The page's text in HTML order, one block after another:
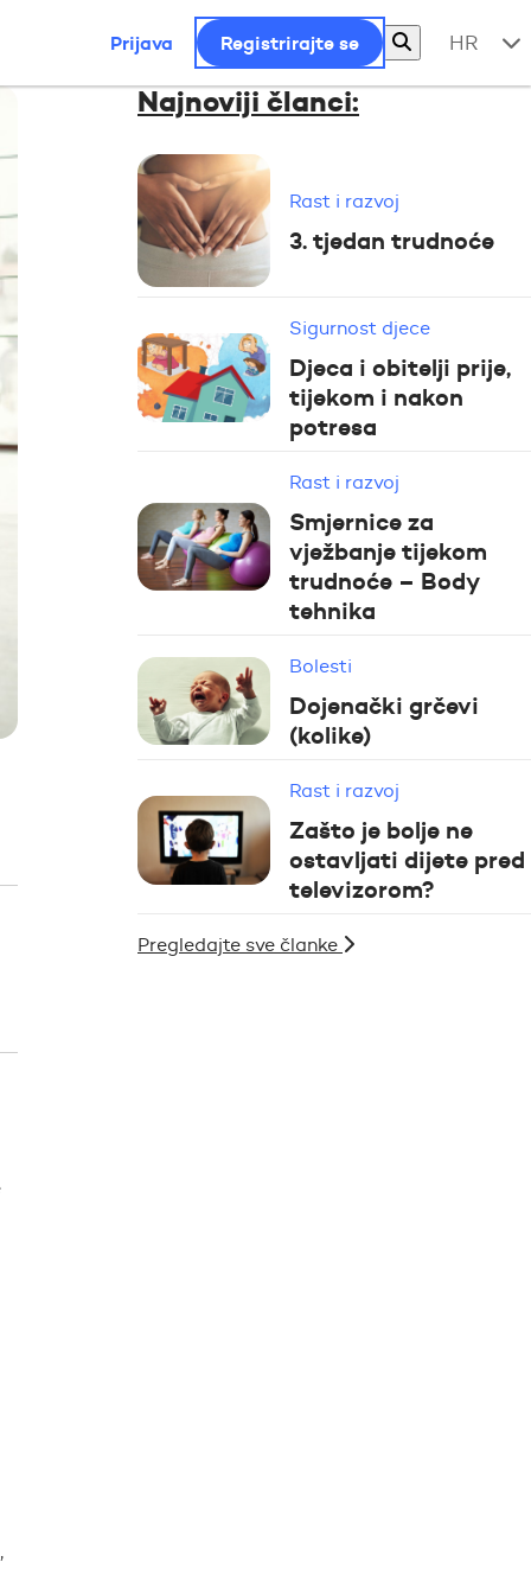
Prijava Registrirajte se HR
Najnoviji članci:
Rast i razvoj
3. tjedan trudnoće
Sigurnost djece
Djeca i obitelji prije,
tijekom i nakon
potresa
Rast i razvoj
Smjernice za
vježbanje tijekom
trudnoće – Body
tehnika
Bolesti
Dojenački grčevi
(kolike)
Rast i razvoj
Zašto je bolje ne
ostavljati dijete pred
televizorom?
Pregledajte sve članke